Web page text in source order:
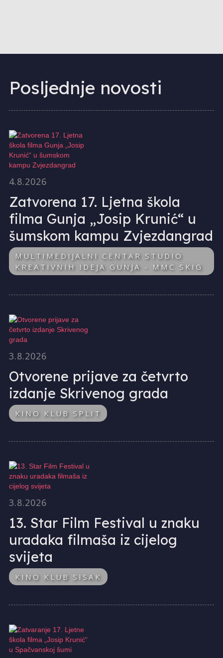
Posljednje novosti
4.8.2026
Zatvorena 17. Ljetna škola
filma Gunja „Josip Krunić“ u
šumskom kampu Zvjezdangrad
MULTIMEDIJALNI CENTAR STUDIO
KREATIVNIH IDEJA GUNJA - MMC SKIG
3.8.2026
Otvorene prijave za četvrto
izdanje Skrivenog grada
KINO KLUB SPLIT
3.8.2026
13. Star Film Festival u znaku
uradaka filmaša iz cijelog
svijeta
KINO KLUB SISAK